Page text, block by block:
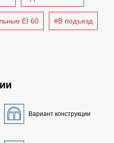
EI 60 #В подъезд
Вариант конструкции